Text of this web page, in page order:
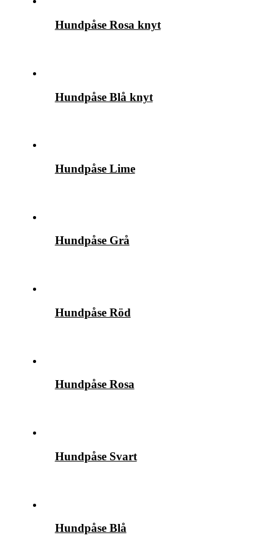
Hundpåse Rosa knyt
Hundpåse Blå knyt
Hundpåse Lime
Hundpåse Grå
Hundpåse Röd
Hundpåse Rosa
Hundpåse Svart
Hundpåse Blå